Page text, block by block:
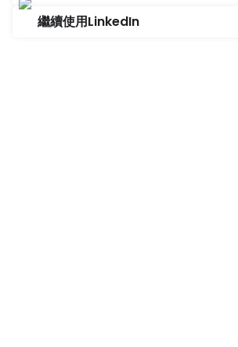
繼續使用LinkedIn